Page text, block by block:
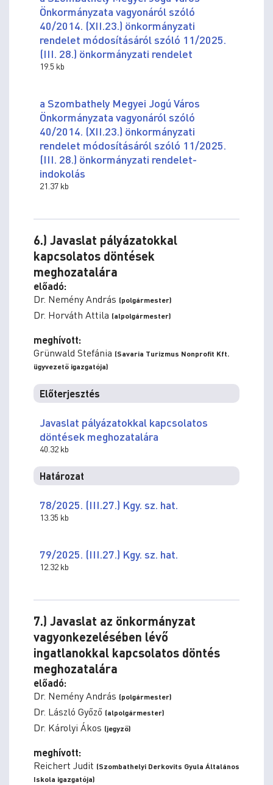
Önkormányzata vagyonáról szóló
40/2014. (XII.23.) önkormányzati
rendelet módosításáról szóló 11/2025.
(III. 28.) önkormányzati rendelet
19.5 kb
a Szombathely Megyei Jogú Város
Önkormányzata vagyonáról szóló
40/2014. (XII.23.) önkormányzati
rendelet módosításáról szóló 11/2025.
(III. 28.) önkormányzati rendelet-
indokolás
21.37 kb
6.) Javaslat pályázatokkal
kapcsolatos döntések
meghozatalára
előadó:
Dr. Nemény András (polgármester)
Dr. Horváth Attila (alpolgármester)
meghívott:
Grünwald Stefánia (Savaria Turizmus Nonprofit Kft.
ügyvezető igazgatója)
Előterjesztés
Javaslat pályázatokkal kapcsolatos
döntések meghozatalára
40.32 kb
Határozat
78/2025. (III.27.) Kgy. sz. hat.
13.35 kb
79/2025. (III.27.) Kgy. sz. hat.
12.32 kb
7.) Javaslat az önkormányzat
vagyonkezelésében lévő
ingatlanokkal kapcsolatos döntés
meghozatalára
előadó:
Dr. Nemény András (polgármester)
Dr. László Győző (alpolgármester)
Dr. Károlyi Ákos (jegyző)
meghívott:
Reichert Judit (Szombathelyi Derkovits Gyula Általános
Iskola igazgatója)